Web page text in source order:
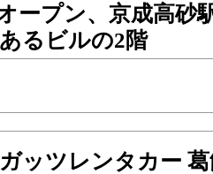
ープン、京成高砂
るビルの2階
ッツレンタカー